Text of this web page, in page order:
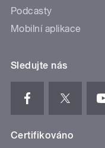
Podcasty
Mobilní aplikace
Sledujte nás
Certifikováno